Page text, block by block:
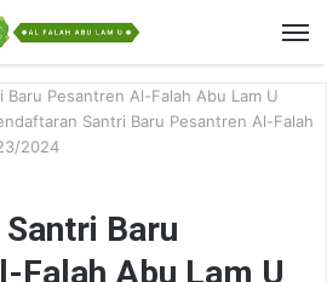
Baru Pesantren Al-Falah Abu Lam U
Santri Baru Pesantren Al-Falah
2024
Baru
Falah Abu Lam U